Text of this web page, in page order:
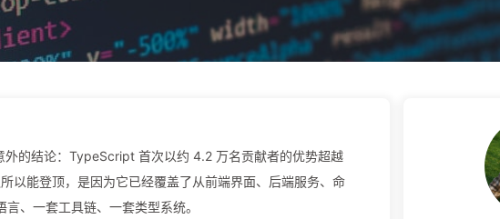
的结论：TypeScript 首次以约 4.2 万名贡献者的优势超越
能登顶，是因为它已经覆盖了从前端界面、后端服务、命
、一套工具链、一套类型系统。